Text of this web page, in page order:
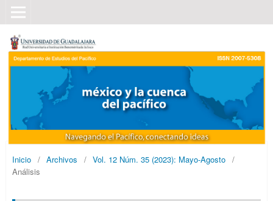
Inicio / Archivos / Vol. 12 Núm. 35 (2023): Mayo-Agosto /
Análisis